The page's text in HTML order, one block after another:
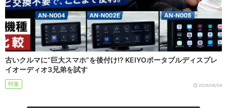
古いクルマに“巨大スマホ”を後付け!? KEIYOポータブルディスプレ
イオーディオ3兄弟を試す
特集 2026/08/04